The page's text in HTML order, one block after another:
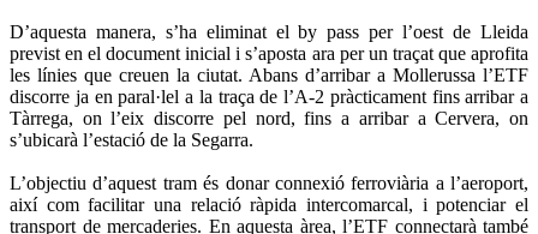
D’aquesta manera, s’ha eliminat el by pass per l’oest de Lleida
previst en el document inicial i s’aposta ara per un traçat que aprofita
les línies que creuen la ciutat. Abans d’arribar a Mollerussa l’ETF
discorre ja en paral·lel a la traça de l’A-2 pràcticament fins arribar a
Tàrrega, on l’eix discorre pel nord, fins a arribar a Cervera, on
s’ubicarà l’estació de la Segarra.
L’objectiu d’aquest tram és donar connexió ferroviària a l’aeroport,
així com facilitar una relació ràpida intercomarcal, i potenciar el
transport de mercaderies. En aquesta àrea, l’ETF connectarà també